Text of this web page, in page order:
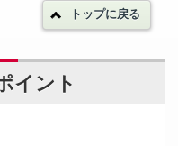
トップに戻る
イント